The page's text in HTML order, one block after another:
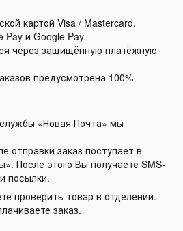
картой Visa / Mastercard.
и Google Pay.
через защищённую платёжную
предусмотрена 100%
«Новая Почта» мы
отправки заказ поступает в
После этого Вы получаете SMS-
посылки.
проверить товар в отделении.
заказ.